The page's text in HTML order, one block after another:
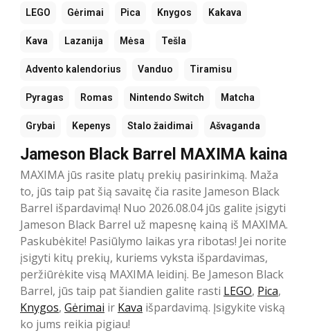
LEGO Gėrimai Pica Knygos Kakava
Kava Lazanija Mėsa Tešla
Advento kalendorius Vanduo Tiramisu
Pyragas Romas Nintendo Switch Matcha
Grybai Kepenys Stalo žaidimai Ašvaganda
Jameson Black Barrel MAXIMA kaina
MAXIMA jūs rasite platų prekių pasirinkimą. Maža
to, jūs taip pat šią savaitę čia rasite Jameson Black
Barrel išpardavimą! Nuo 2026.08.04 jūs galite įsigyti
Jameson Black Barrel už mapesnę kainą iš MAXIMA.
Paskubėkite! Pasiūlymo laikas yra ribotas! Jei norite
įsigyti kitų prekių, kuriems vyksta išpardavimas,
peržiūrėkite visą MAXIMA leidinį. Be Jameson Black
Barrel, jūs taip pat šiandien galite rasti LEGO, Pica,
Knygos, Gėrimai ir Kava išpardavimą. Įsigykite viską
ko jums reikia pigiau!